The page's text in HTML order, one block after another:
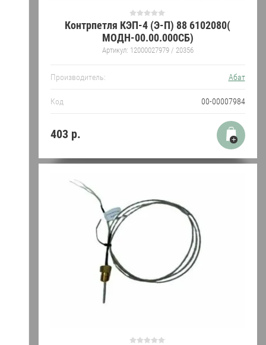
Контрпетля КЭП-4 (Э-П) 88 6102080(
МОДН-00.00.000СБ)
Артикул: 12000027979 / 20356
Производитель: Абат
Код 00-00007984
403 р.